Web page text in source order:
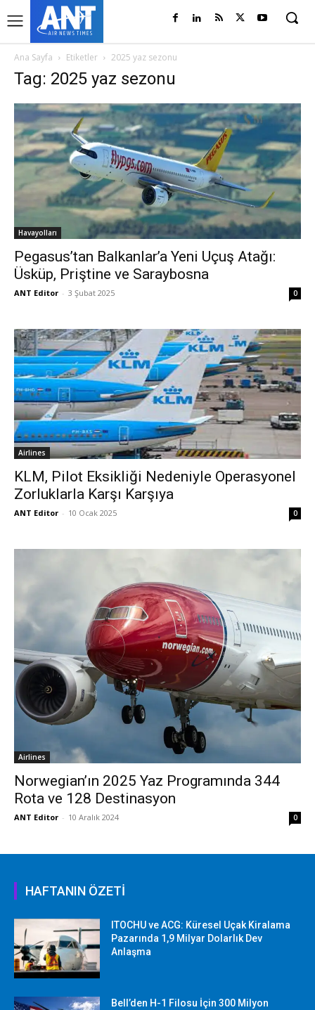
Ana Sayfa Etiketler 2025 yaz sezonu
Tag: 2025 yaz sezonu
Havayolları
Pegasus’tan Balkanlar’a Yeni Uçuş Atağı:
Üsküp, Priştine ve Saraybosna
ANT Editor - 3 Şubat 2025 0
Airlines
KLM, Pilot Eksikliği Nedeniyle Operasyonel
Zorluklarla Karşı Karşıya
ANT Editor - 10 Ocak 2025 0
Airlines
Norwegian’ın 2025 Yaz Programında 344
Rota ve 128 Destinasyon
ANT Editor - 10 Aralık 2024 0
HAFTANIN ÖZETİ
ITOCHU ve ACG: Küresel Uçak Kiralama
Pazarında 1,9 Milyar Dolarlık Dev
Anlaşma
Bell’den H-1 Filosu İçin 300 Milyon